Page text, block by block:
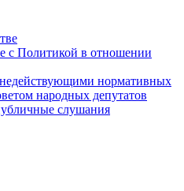
с Политикой в отношении
нормативных
народных депутатов
слушания